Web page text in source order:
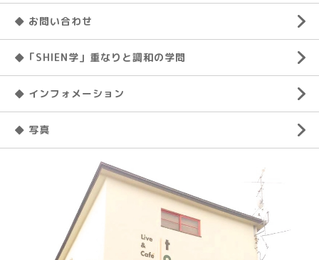
◆ お問い合わせ
◆「SHIEN学」重なりと調和の学問
◆ インフォメーション
◆ 写真